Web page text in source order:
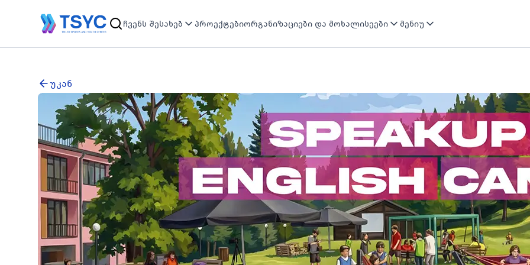
ჩვენს შესახებ პროექტებიორგანიზაციები და მოხალისეები მენიუ
უკან